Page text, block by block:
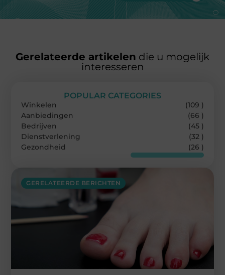
Gerelateerde artikelen die u mogelijk
interesseren
GERELATEERDE BERICHTEN
POPULAR CATEGORIES
Winkelen
(109 )
Aanbiedingen
(66 )
Bedrijven
(45 )
Dienstverlening
(32 )
Gezondheid
(26 )